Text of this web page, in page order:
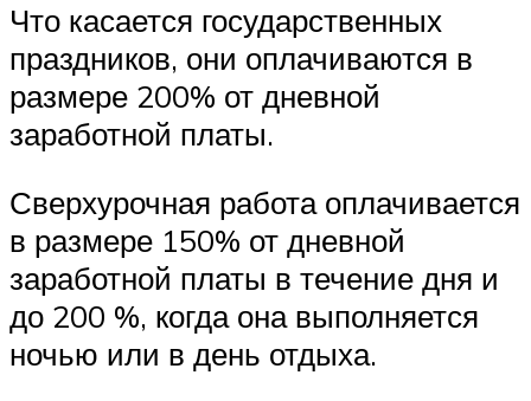
Что касается государственных
праздников, они оплачиваются в
размере 200% от дневной
заработной платы.
Сверхурочная работа оплачивается
в размере 150% от дневной
заработной платы в течение дня и
до 200 %, когда она выполняется
ночью или в день отдыха.